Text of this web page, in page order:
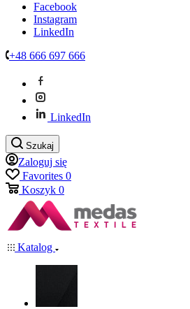
Facebook
Instagram
LinkedIn
+48 666 697 666
LinkedIn
Szukaj
Zaloguj się
Favorites 0
Koszyk 0
Katalog